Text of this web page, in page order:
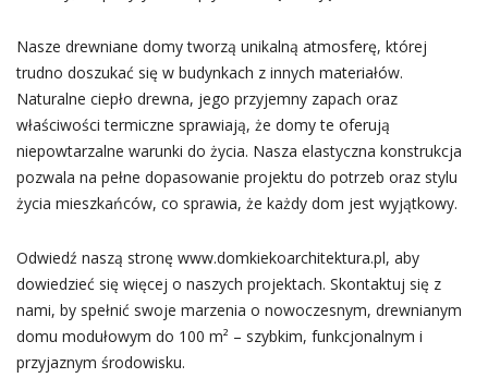
Nasze drewniane domy tworzą unikalną atmosferę, której
trudno doszukać się w budynkach z innych materiałów.
Naturalne ciepło drewna, jego przyjemny zapach oraz
właściwości termiczne sprawiają, że domy te oferują
niepowtarzalne warunki do życia. Nasza elastyczna konstrukcja
pozwala na pełne dopasowanie projektu do potrzeb oraz stylu
życia mieszkańców, co sprawia, że każdy dom jest wyjątkowy.
Odwiedź naszą stronę www.domkiekoarchitektura.pl, aby
dowiedzieć się więcej o naszych projektach. Skontaktuj się z
nami, by spełnić swoje marzenia o nowoczesnym, drewnianym
domu modułowym do 100 m² – szybkim, funkcjonalnym i
przyjaznym środowisku.